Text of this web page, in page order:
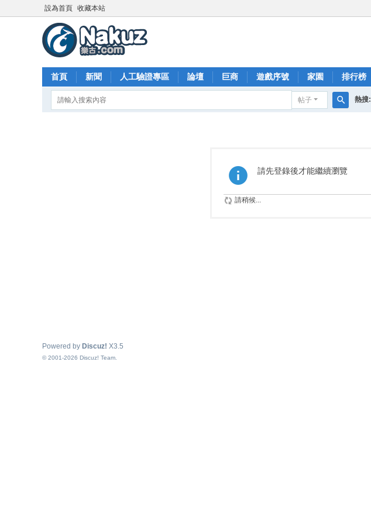
設為首頁 收藏本站
首頁 新聞 人工驗證專區 論壇 巨商 遊戲序號 家園 排行榜
帖子 熱搜:
請先登錄後才能繼續瀏覽
請稍候...
Powered by Discuz! X3.5
© 2001-2026 Discuz! Team